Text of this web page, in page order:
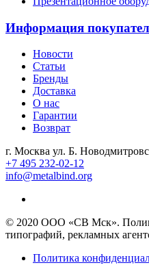
Информация
Новости
Статьи
Бренды
Доставка
О нас
Гарантии
Возврат
г. Москва ул. Б.
+7 495 232-02-12
info@metalbind.org
© 2020 ООО «СВ Мск».
типографий, рекламных
Политика